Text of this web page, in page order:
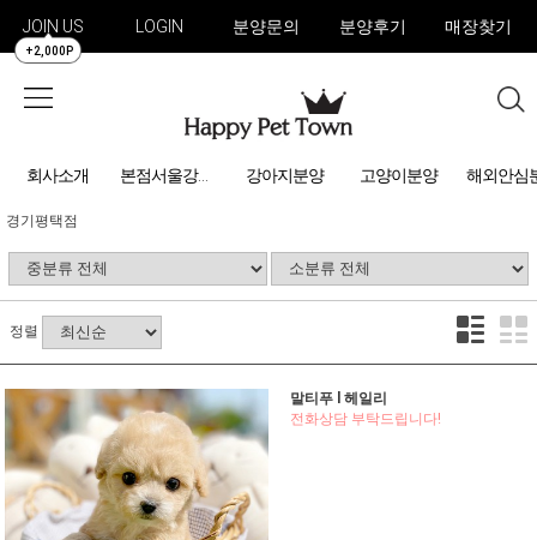
JOIN US
+2,000P
LOGIN 분양문의 분양후기 매장찾기
회사소개 본점서울강아지분양 강아지분양 고양이분양 해외안심
경기평택점
정렬
말티푸 l 헤일리
전화상담 부탁드립니다!